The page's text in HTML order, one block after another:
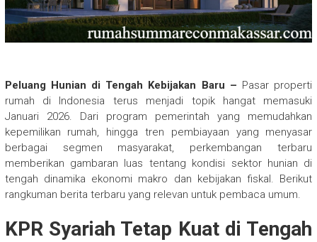
Peluang Hunian di Tengah Kebijakan Baru – Pasar properti
rumah di Indonesia terus menjadi topik hangat memasuki
Januari 2026. Dari program pemerintah yang memudahkan
kepemilikan rumah, hingga tren pembiayaan yang menyasar
berbagai segmen masyarakat, perkembangan terbaru
memberikan gambaran luas tentang kondisi sektor hunian di
tengah dinamika ekonomi makro dan kebijakan fiskal. Berikut
rangkuman berita terbaru yang relevan untuk pembaca umum.
KPR Syariah Tetap Kuat di Tengah